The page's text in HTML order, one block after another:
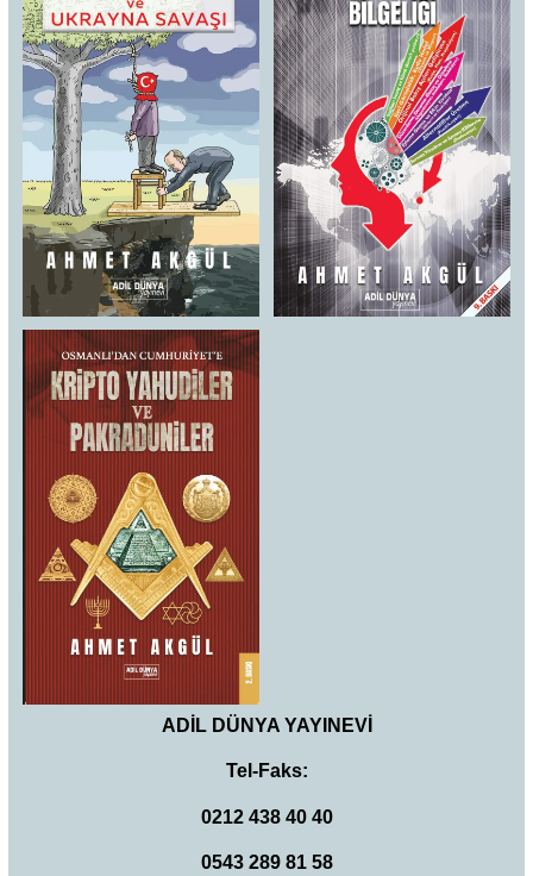
ADİL DÜNYA YAYINEVİ
Tel-Faks:
0212 438 40 40
0543 289 81 58